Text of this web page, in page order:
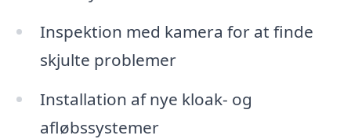
Inspektion med kamera for at finde
skjulte problemer
Installation af nye kloak- og
afløbssystemer